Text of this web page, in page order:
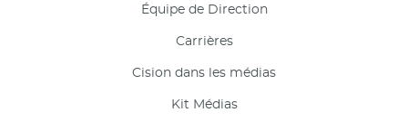
Équipe de Direction
Carrières
Cision dans les médias
Kit Médias